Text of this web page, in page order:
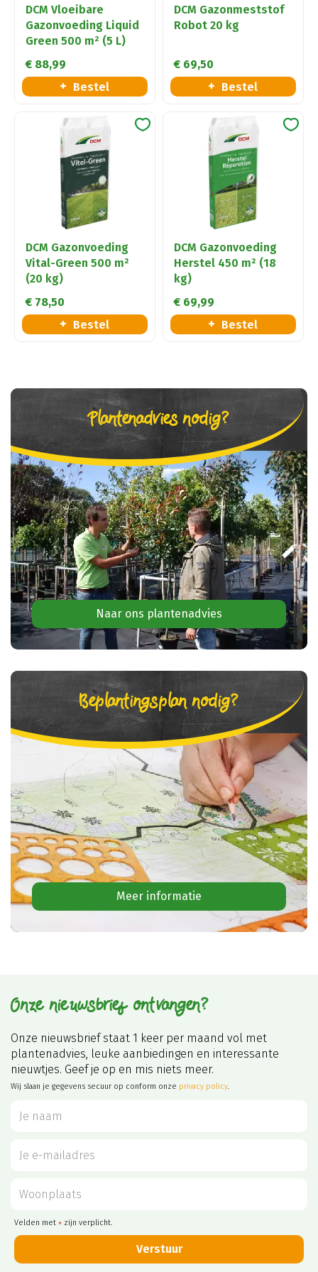
DCM Vloeibare
Gazonvoeding Liquid
Green 500 m² (5 L)
€ 88,99
Bestel
DCM Gazonmeststof
Robot 20 kg
€ 69,50
Bestel
DCM Gazonvoeding
Vital-Green 500 m²
(20 kg)
€ 78,50
Bestel
DCM Gazonvoeding
Herstel 450 m² (18
kg)
€ 69,99
Bestel
Plantenadvies nodig?
Naar ons plantenadvies
Beplantingsplan nodig?
Meer informatie
Onze nieuwsbrief ontvangen?
Onze nieuwsbrief staat 1 keer per maand vol met
plantenadvies, leuke aanbiedingen en interessante
nieuwtjes. Geef je op en mis niets meer.
Wij slaan je gegevens secuur op conform onze privacy policy.
Velden met * zijn verplicht.